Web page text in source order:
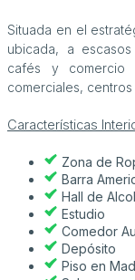
Situada en el
ubicada, a
cafés y comercio
comerciales,
Características
Zona de
Barra
Hall de
Estudio
Comedor
Depósito
Piso en